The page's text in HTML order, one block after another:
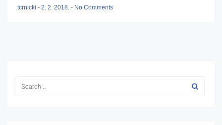
tcrnicki - 2. 2. 2018. - No Comments